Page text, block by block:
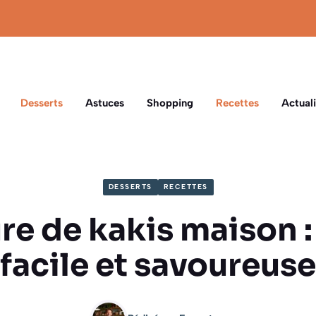
Desserts Astuces Shopping Recettes
DESSERTS RECETTES
de kakis maison
facile et savoureuse